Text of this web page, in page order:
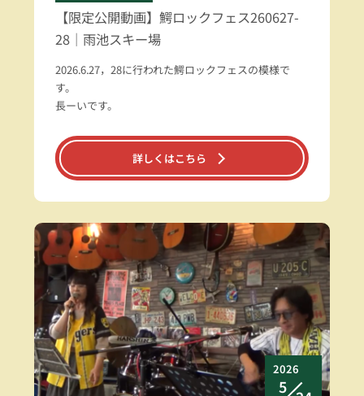
【限定公開動画】鰐ロックフェス260627-
28｜雨池スキー場
2026.6.27，28に行われた鰐ロックフェスの模様で
す。
長ーいです。
詳しくはこちら
2026
5